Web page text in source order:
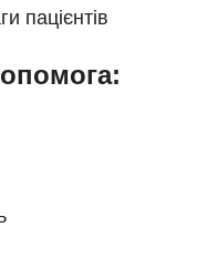
пацієнтів